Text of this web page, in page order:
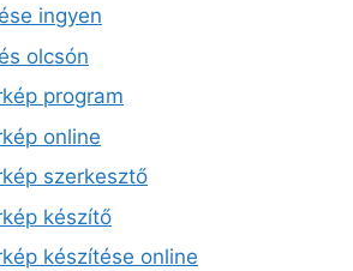
ingyen
olcsón
program
online
szerkesztő
készítő
készítése online